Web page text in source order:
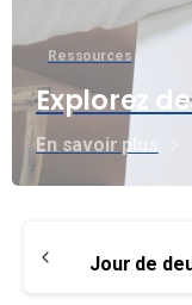
Ressources
Explorez
En savoir plus
Reading